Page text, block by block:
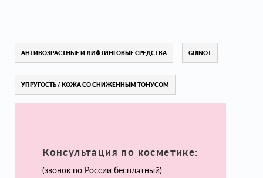
АНТИВОЗРАСТНЫЕ И ЛИФТИНГОВЫЕ СРЕДСТВА GUINOT
УПРУГОСТЬ / КОЖА СО СНИЖЕННЫМ ТОНУСОМ
Консультация по косметике:
(звонок по России бесплатный)